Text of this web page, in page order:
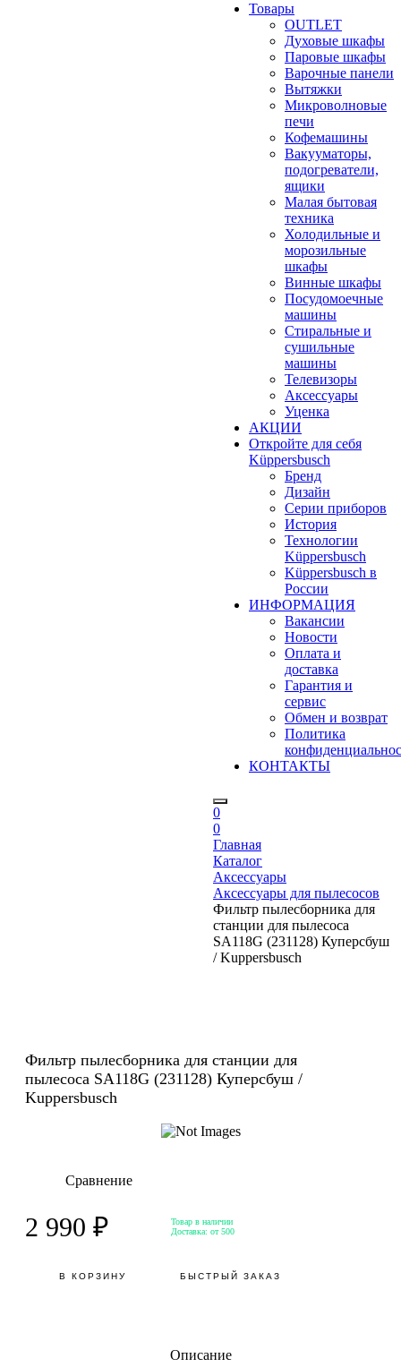
Товары
OUTLET
Духовые шкафы
Паровые шкафы
Варочные панели
Вытяжки
Микроволновые
печи
Кофемашины
Вакууматоры,
подогреватели,
ящики
Малая бытовая
техника
Холодильные и
морозильные
шкафы
Винные шкафы
Посудомоечные
машины
Стиральные и
сушильные
машины
Телевизоры
Аксессуары
Уценка
АКЦИИ
Откройте для себя
Küppersbusch
Бренд
Дизайн
Серии приборов
История
Технологии
Küppersbusch
Küppersbusch в
России
ИНФОРМАЦИЯ
Вакансии
Новости
Оплата и
доставка
Гарантия и
сервис
Обмен и возврат
Политика
КОНТАКТЫ
0
0
Главная
Каталог
Аксессуары
Аксессуары для пылесосов
Фильтр пылесборника для
станции для пылесоса
SA118G (231128) Куперсбуш
/ Kuppersbusch
Фильтр пылесборника для станции для
пылесоса SA118G (231128) Куперсбуш /
Kuppersbusch
Сравнение
2 990 ₽
Товар в наличии
Доставка: от 500
В КОРЗИНУ БЫСТРЫЙ ЗАКАЗ
Описание